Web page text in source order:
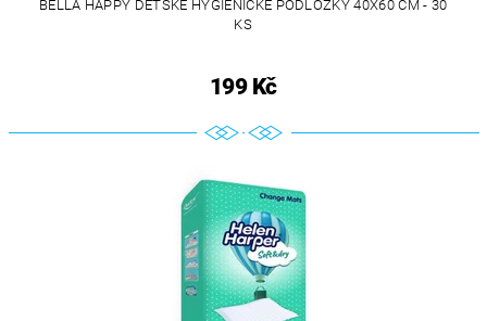
BELLA HAPPY DĚTSKÉ HYGIENICKÉ PODLOŽKY 40X60 CM - 30
KS
199 Kč